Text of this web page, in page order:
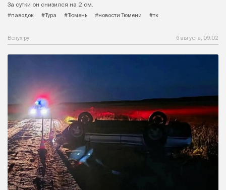
За сутки он снизился на 2 см.
#паводок
#Тура #Тюмень #новости Тюмени #тк
Вслух.ру 6 августа, 09:02